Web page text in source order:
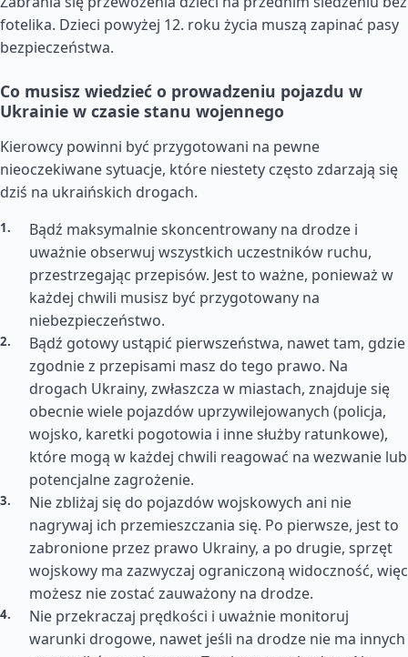
fotelika. Dzieci powyżej 12. roku życia muszą zapinać pasy
bezpieczeństwa.
Co musisz wiedzieć o prowadzeniu pojazdu w
Ukrainie w czasie stanu wojennego
Kierowcy powinni być przygotowani na pewne
nieoczekiwane sytuacje, które niestety często zdarzają się
dziś na ukraińskich drogach.
Bądź maksymalnie skoncentrowany na drodze i
uważnie obserwuj wszystkich uczestników ruchu,
przestrzegając przepisów. Jest to ważne, ponieważ w
każdej chwili musisz być przygotowany na
niebezpieczeństwo.
Bądź gotowy ustąpić pierwszeństwa, nawet tam, gdzie
zgodnie z przepisami masz do tego prawo. Na
drogach Ukrainy, zwłaszcza w miastach, znajduje się
obecnie wiele pojazdów uprzywilejowanych (policja,
wojsko, karetki pogotowia i inne służby ratunkowe),
które mogą w każdej chwili reagować na wezwanie lub
potencjalne zagrożenie.
Nie zbliżaj się do pojazdów wojskowych ani nie
nagrywaj ich przemieszczania się. Po pierwsze, jest to
zabronione przez prawo Ukrainy, a po drugie, sprzęt
wojskowy ma zazwyczaj ograniczoną widoczność, więc
możesz nie zostać zauważony na drodze.
Nie przekraczaj prędkości i uważnie monitoruj
warunki drogowe, nawet jeśli na drodze nie ma innych